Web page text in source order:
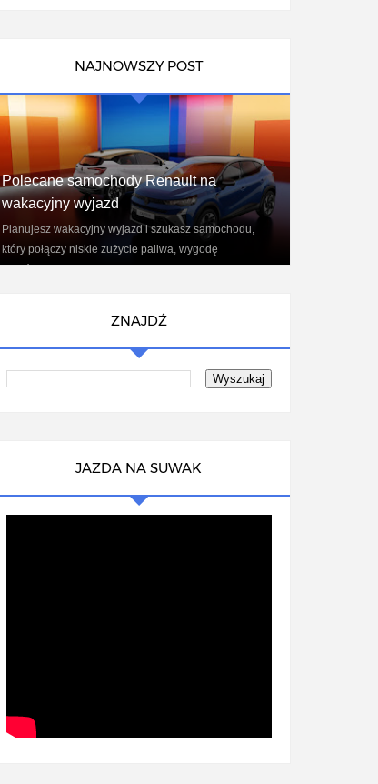
NAJNOWSZY POST
Polecane samochody Renault na
wakacyjny wyjazd
Planujesz wakacyjny wyjazd i szukasz samochodu,
który połączy niskie zużycie paliwa, wygodę
ZNAJDŹ
JAZDA NA SUWAK